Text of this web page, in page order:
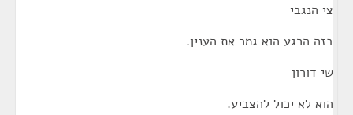
צי הנגבי
בזה הרגע הוא גמר את הענין.
שי דורון
הוא לא יכול להצביע.